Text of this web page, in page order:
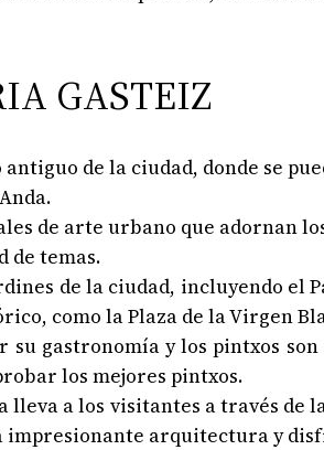
GASTEIZ
de la ciudad, donde se
de arte urbano que adornan
de temas.
de la ciudad, incluyendo el
como la Plaza de la Virgen
su gastronomía y los pintxos
los mejores pintxos.
lleva a los visitantes a través de
impresionante arquitectura y